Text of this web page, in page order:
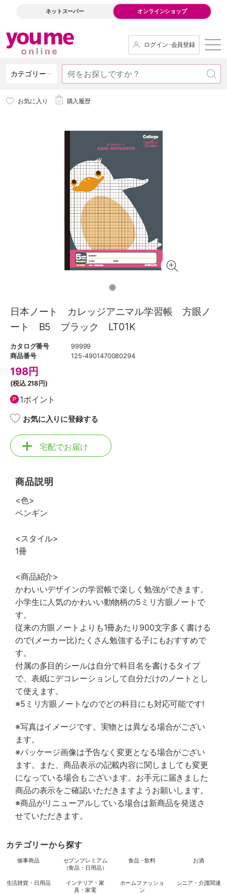
ネットスーパー オンラインショップ
ログイン･会員登録
カテゴリー
お気に入り 購入履歴
日本ノート カレッジアニマル学習帳 方眼ノ
ート B5 ブラック LT01K
カタログ番号
99999
商品番号
125-4901470080294
198円
(税込218円)
1ポイント
お気に入りに登録する
宅配でお届け
商品説明
<色>
ペンギン
<スタイル>
1冊
<商品紹介>
かわいいデザインの学習帳で楽しく勉強ができます。
小学生に人気のかわいい動物柄の5ミリ方眼ノートで
す。
従来の方眼ノートよりも1冊あたり900文字多く書ける
ので(メーカー比)たくさん勉強する子にもおすすめで
す。
付属の多目的シールは自分で科目名を書けるタイプ
で、表紙にデコレーションして自分だけのノートとし
て使えます。
※5ミリ方眼ノートなのでどの科目にも対応可能です!
※写真はイメージです。実物とは異なる場合がござい
ます。
※パッケージ画像は予告なく変更となる場合がござい
ます。また、商品表示の記載内容に関しましても変更
になっている場合もございます。お手元に届きました
商品の表示をご確認いただきますようお願いします。
※商品がリニューアルしている場合は新商品を発送さ
せていただきます。
カテゴリーから探す
催事商品
セブンプレミアム
（食品・日用品）
食品・飲料 お酒
生活雑貨・日用品
インテリア・家
具・家電
ホームファッショ
ン
シニア・介護関連